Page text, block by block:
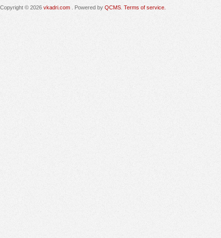
Copyright © 2026 vkadri.com . Powered by QCMS Terms of service.